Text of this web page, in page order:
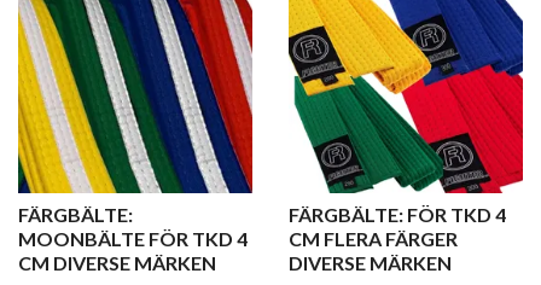
FÄRGBÄLTE:
MOONBÄLTE FÖR TKD 4
CM DIVERSE MÄRKEN
FÄRGBÄLTE: FÖR TKD 4
CM FLERA FÄRGER
DIVERSE MÄRKEN